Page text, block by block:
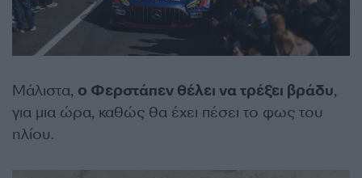
Μάλιστα, ο Φερστάπεν θέλει να τρέξει βράδυ,
για μια ώρα, καθώς θα έχει πέσει το φως του
ηλίου.